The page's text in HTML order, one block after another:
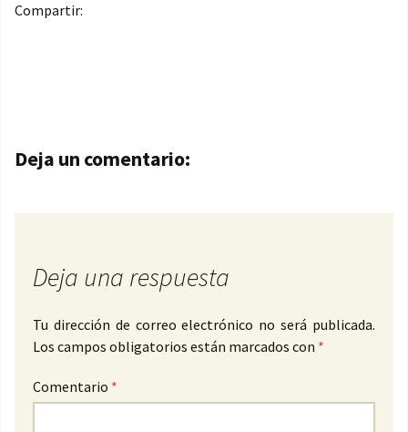
Compartir:
Navegación de entradas
Deja un comentario:
Deja una respuesta
Tu dirección de correo electrónico no será publicada.
Los campos obligatorios están marcados con *
Comentario *